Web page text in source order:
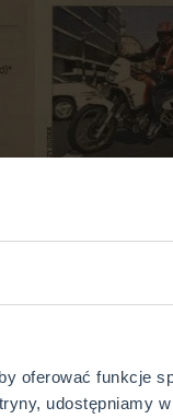
oferować funkcje
udostępniamy